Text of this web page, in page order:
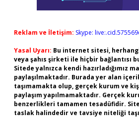
Reklam ve İletişim: Skype:
Yasal Uyarı: Bu internet sitesi,
veya şahıs şirketi ile hiçbir bağlantısı
Sitede yalnızca kendi hazırladığımız
paylaşılmaktadır. Burada yer alan
taşımamakta olup, gerçek kurum ve
paylaşım yapılmamaktadır. Gerçek
benzerlikleri tamamen tesadüfidir.
taslak halindedir ve tavsiye niteliği